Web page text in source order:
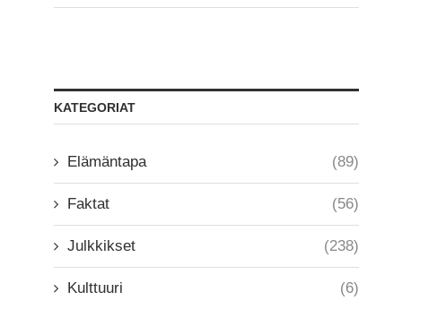
KATEGORIAT
Elämäntapa (89)
Faktat (56)
Julkkikset (238)
Kulttuuri (6)